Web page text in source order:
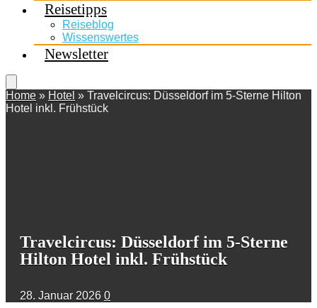
Reisetipps
Reiseblog
Wissenswertes
Newsletter
Home » Hotel » Travelcircus: Düsseldorf im 5-Sterne Hilton
Hotel inkl. Frühstück
Travelcircus: Düsseldorf im 5-Sterne
Hilton Hotel inkl. Frühstück
28. Januar 2026 0